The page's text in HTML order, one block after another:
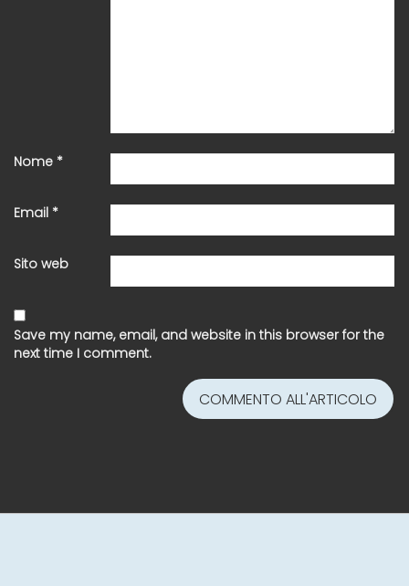
Nome *
Email *
Sito web
Save my name, email, and website in this browser for the
next time I comment.